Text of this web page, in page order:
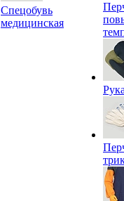
Спецобувь
медицинская